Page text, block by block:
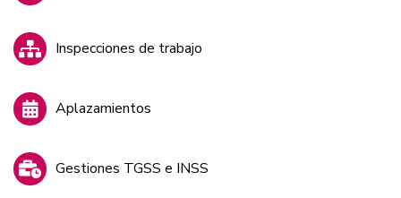
Inspecciones de trabajo
Aplazamientos
Gestiones TGSS e INSS